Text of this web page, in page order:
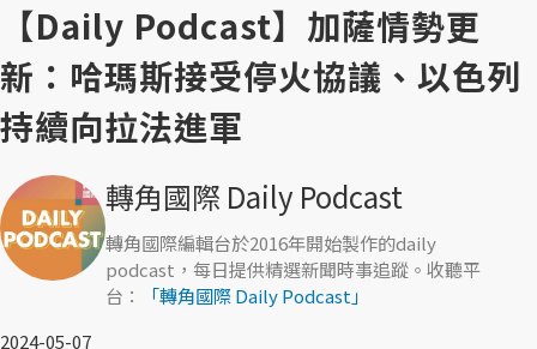
【Daily Podcast】加薩情勢更
新：哈瑪斯接受停火協議、以色列
持續向拉法進軍
轉角國際 Daily Podcast
轉角國際編輯台於2016年開始製作的daily
podcast，每日提供精選新聞時事追蹤。收聽平
台：
「轉角國際 Daily Podcast」
2024-05-07